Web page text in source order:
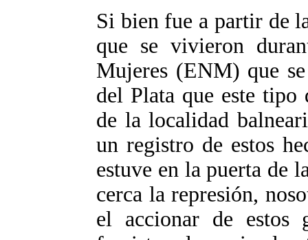
Si bien fue a partir de
que se vivieron
Mujeres (ENM) que
del Plata que este tipo
de la localidad
un registro de estos
estuve en la puerta de
cerca la represión,
el accionar de estos